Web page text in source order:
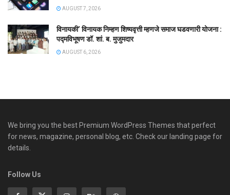
AUGUST 7, 2026
विनायकी’ विनायक निम्हण शिष्यवृत्ती म्हणजे समाज घडवणारी योजना :
पद्मविभूषण डॉ. शां. ब. मुजुमदार
AUGUST 6, 2026
We bring you the best Premium WordPress Themes that perfect
for news, magazine, personal blog, etc. Check our landing page for
details.
Follow Us